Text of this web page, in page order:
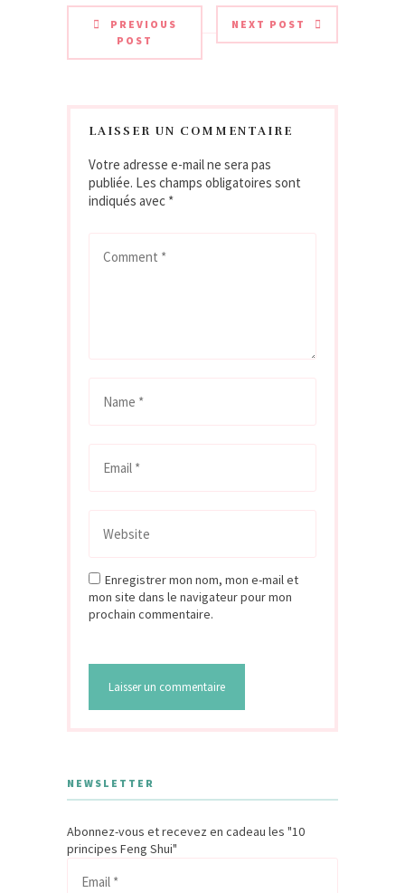
PREVIOUS
POST
NEXT POST
LAISSER UN COMMENTAIRE
Votre adresse e-mail ne sera pas
publiée. Les champs obligatoires sont
indiqués avec *
Enregistrer mon nom, mon e-mail et
mon site dans le navigateur pour mon
prochain commentaire.
NEWSLETTER
Abonnez-vous et recevez en cadeau les "10
principes Feng Shui"